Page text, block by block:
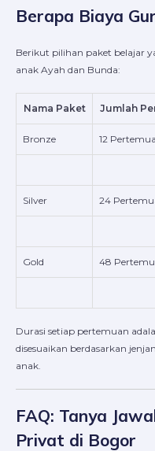
Berapa Biaya
Berikut pilihan paket belajar
anak Ayah dan Bunda:
Nama Paket Jumlah
Bronze 12
Silver 24
Gold 48
Durasi setiap pertemuan
disesuaikan berdasarkan
anak.
FAQ: Tanya
Privat di Bogor